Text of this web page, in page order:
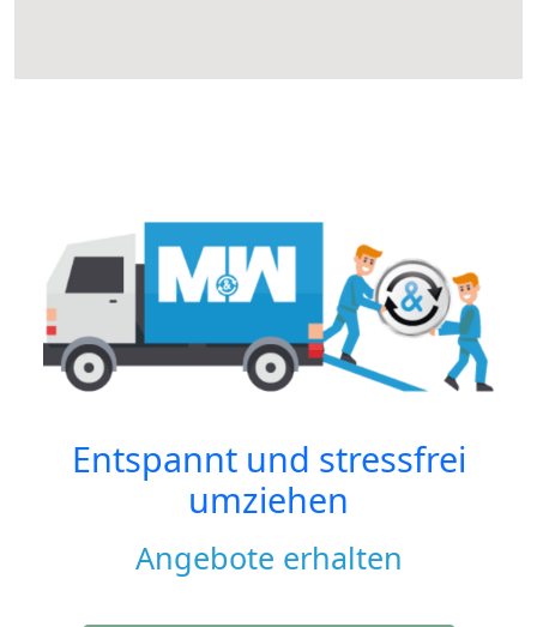
Entspannt und stressfrei
umziehen
Angebote erhalten